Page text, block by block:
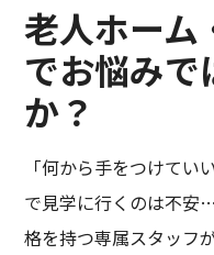
老人ホーム
でお悩みで
か？
「何から手をつけて
で見学に行くのは不安
格を持つ専属スタッフ